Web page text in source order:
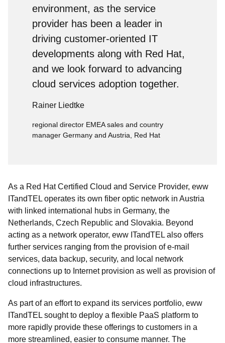
environment, as the service
provider has been a leader in
driving customer-oriented IT
developments along with Red Hat,
and we look forward to advancing
cloud services adoption together.
Rainer Liedtke
regional director EMEA sales and country
manager Germany and Austria, Red Hat
As a Red Hat Certified Cloud and Service Provider, eww
ITandTEL operates its own fiber optic network in Austria
with linked international hubs in Germany, the
Netherlands, Czech Republic and Slovakia. Beyond
acting as a network operator, eww ITandTEL also offers
further services ranging from the provision of e-mail
services, data backup, security, and local network
connections up to Internet provision as well as provision of
cloud infrastructures.
As part of an effort to expand its services portfolio, eww
ITandTEL sought to deploy a flexible PaaS platform to
more rapidly provide these offerings to customers in a
more streamlined, easier to consume manner. The